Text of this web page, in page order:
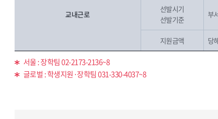
교내근로
선발시기
선발기준
부
지원금액 당
서울 : 장학팀 02-2173-2136~8
글로벌 : 학생지원·장학팀 031-330-4037~8